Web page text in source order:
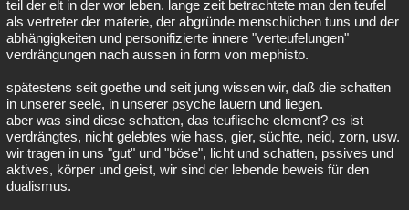
teil der elt in der wor leben. lange zeit betrachtete man den teufel
als vertreter der materie, der abgründe menschlichen tuns und der
abhängigkeiten und personifizierte innere "verteufelungen"
verdrängungen nach aussen in form von mephisto.
spätestens seit goethe und seit jung wissen wir, daß die schatten
in unserer seele, in unserer psyche lauern und liegen.
aber was sind diese schatten, das teuflische element? es ist
verdrängtes, nicht gelebtes wie hass, gier, süchte, neid, zorn, usw.
wir tragen in uns "gut" und "böse", licht und schatten, pssives und
aktives, körper und geist, wir sind der lebende beweis für den
dualismus.